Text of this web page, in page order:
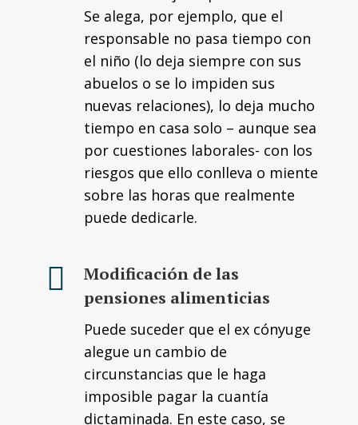
Se alega, por ejemplo, que el
responsable no pasa tiempo con
el niño (lo deja siempre con sus
abuelos o se lo impiden sus
nuevas relaciones), lo deja mucho
tiempo en casa solo – aunque sea
por cuestiones laborales- con los
riesgos que ello conlleva o miente
sobre las horas que realmente
puede dedicarle.
Modificación de las
pensiones alimenticias
Puede suceder que el ex cónyuge
alegue un cambio de
circunstancias que le haga
imposible pagar la cuantía
dictaminada. En este caso, se